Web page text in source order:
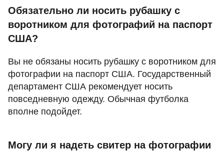
Обязательно ли носить рубашку с
воротником для фотографий на паспорт
США?
Вы не обязаны носить рубашку с воротником для
фотографии на паспорт США. Государственный
департамент США рекомендует носить
повседневную одежду. Обычная футболка
вполне подойдет.
Могу ли я надеть свитер на фотографии